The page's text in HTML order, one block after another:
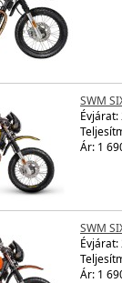
SWM
Évjárat:
Ár: 1
SWM
Évjárat:
Ár: 1